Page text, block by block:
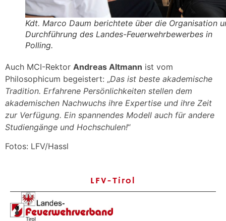
Kdt. Marco Daum berichtete über die Organisation
Durchführung des Landes-Feuerwehrbewerbes in
Polling.
Auch MCI-Rektor Andreas Altmann ist vom
Philosophicum begeistert: „Das ist beste akademische
Tradition. Erfahrene Persönlichkeiten stellen dem
akademischen Nachwuchs ihre Expertise und ihre Zeit
zur Verfügung. Ein spannendes Modell auch für andere
Studiengänge und Hochschulen!“
Fotos: LFV/Hassl
LFV-Tirol